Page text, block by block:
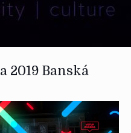
2019 Banská